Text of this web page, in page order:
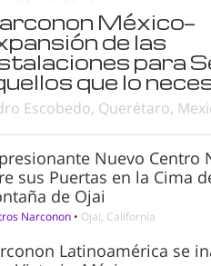
México—
de las
para
que lo
Escobedo, Querétaro,
Nuevo Centro
sus Puertas en la Cima
de Ojai
Narconon • Ojai, California
Latinoamérica se